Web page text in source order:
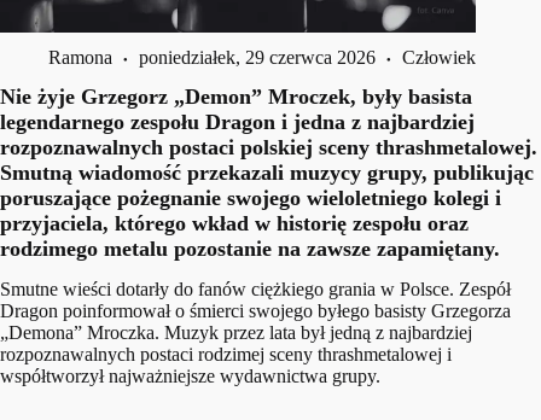
Ramona poniedziałek, 29 czerwca 2026 Człowiek
Nie żyje Grzegorz „Demon” Mroczek, były basista
legendarnego zespołu Dragon i jedna z najbardziej
rozpoznawalnych postaci polskiej sceny thrashmetalowej.
Smutną wiadomość przekazali muzycy grupy, publikując
poruszające pożegnanie swojego wieloletniego kolegi i
przyjaciela, którego wkład w historię zespołu oraz
rodzimego metalu pozostanie na zawsze zapamiętany.
Smutne wieści dotarły do fanów ciężkiego grania w Polsce. Zespół
Dragon poinformował o śmierci swojego byłego basisty Grzegorza
„Demona” Mroczka. Muzyk przez lata był jedną z najbardziej
rozpoznawalnych postaci rodzimej sceny thrashmetalowej i
współtworzył najważniejsze wydawnictwa grupy.